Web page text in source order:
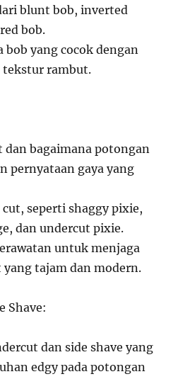
blunt bob, inverted
bob.
bob yang cocok dengan
tekstur rambut.
dan bagaimana potongan
pernyataan gaya yang
seperti shaggy pixie,
dan undercut pixie.
untuk menjaga
tajam dan modern.
Shave:
dan side shave yang
edgy pada potongan